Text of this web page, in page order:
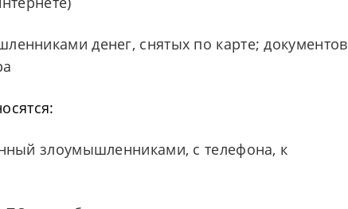
денег, снятых по карте; документов
злоумышленниками, с телефона, к